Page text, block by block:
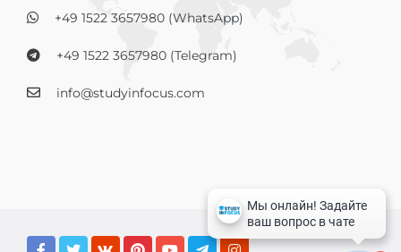
+49 1522 3657980 (WhatsApp)
+49 1522 3657980 (Telegram)
info@studyinfocus.com